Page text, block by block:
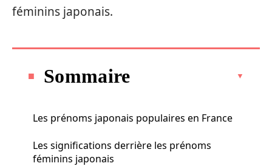
féminins japonais.
Sommaire
Les prénoms japonais populaires en France
Les significations derrière les prénoms
féminins japonais